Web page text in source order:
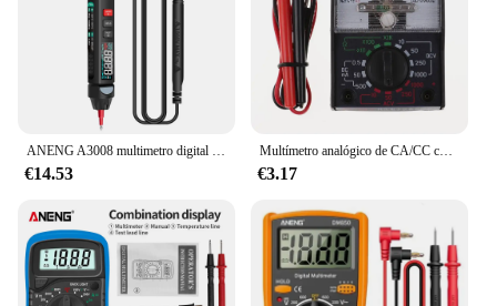
ANENG A3008 multimetro digital profesional bolígrafo prueba Sensor inteligente automatico multímetro 6000 recuentos voltaje eléctrico AC/DC lápiz probador sin contacto herramientas electricista comprobador de corrient
€14.53
Multímetro analógico de CA/CC con pluma de prueba, voltímetro de 250ma con pluma de prueba DC/AC 250V 1000V, MF-110A
€3.17